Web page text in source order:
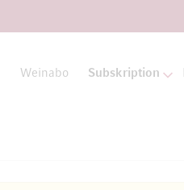
Weinabo Subskription